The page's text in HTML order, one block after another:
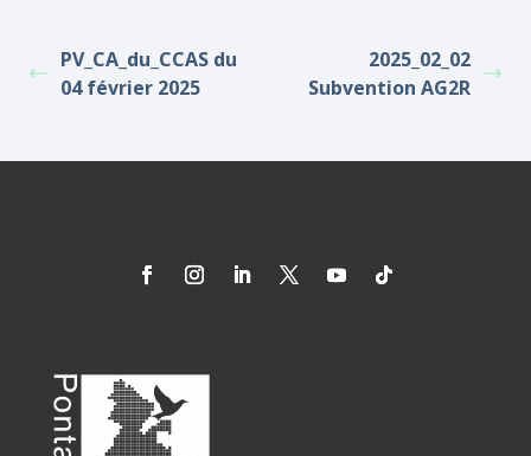
PV_CA_du_CCAS du
04 février 2025
2025_02_02
Subvention AG2R